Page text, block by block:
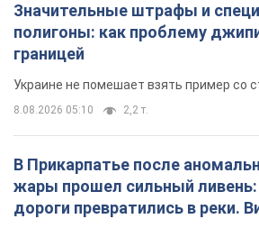
Значительные штрафы и
полигоны: как проблему
границей
Украине не помешает взять пример со
8.08.2026 05:10 2,2 т.
В Прикарпатье после
жары прошел сильный ливень:
дороги превратились в реки.